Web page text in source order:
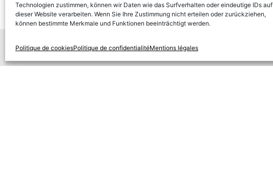
Technologien zustimmen, können wir Daten wie das Surfverhalten oder eindeutige IDs auf
dieser Website verarbeiten. Wenn Sie Ihre Zustimmung nicht erteilen oder zurückziehen,
können bestimmte Merkmale und Funktionen beeinträchtigt werden.
Politique de cookiesPolitique de confidentialitéMentions légales